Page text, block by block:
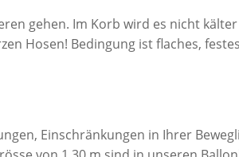
gehen. Im Korb wird es nicht
Hosen! Bedingung ist flaches,
Einschränkungen in Ihrer